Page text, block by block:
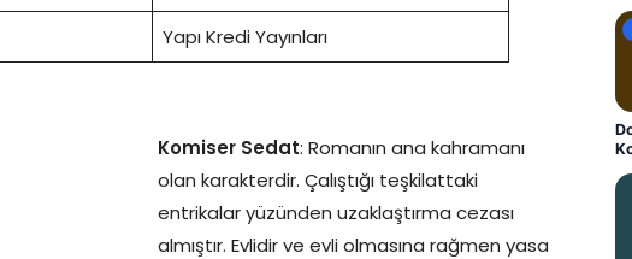
Yapı Kredi Yayınları
Komiser Sedat: Romanın ana kahramanı
olan karakterdir. Çalıştığı teşkilattaki
entrikalar yüzünden uzaklaştırma cezası
almıştır. Evlidir ve evli olmasına rağmen yasa